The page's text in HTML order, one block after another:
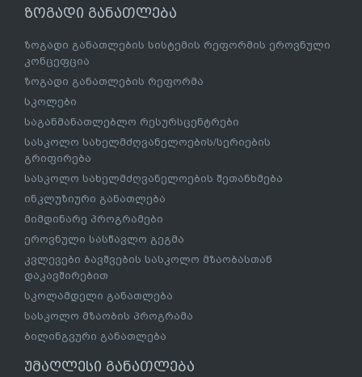
ზოგადი განათლება
ზოგადი განათლების სისტემის რეფორმის ეროვნული
კონცეფცია
ზოგადი განათლების რეფორმა
სკოლები
საგანმანათლებლო რესურსცენტრები
სასკოლო სახელმძღვანელოების/სერიების
გრიფირება
სასკოლო სახელმძღვანელოების შეთანხმება
ინკლუზიური განათლება
მიმდინარე პროგრამები
ეროვნული სასწავლო გეგმა
კვლევები ბავშვების სასკოლო მზაობასთან
დაკავშირებით
სკოლამდელი განათლება
სასკოლო მზაობის პროგრამა
ბილინგვური განათლება
უმაღლესი განათლება